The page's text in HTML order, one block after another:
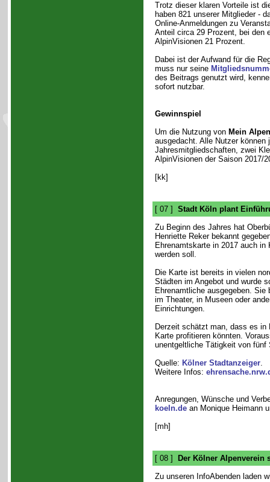
Trotz dieser klaren Vorteile ist
haben 821 unserer Mitglieder -
Online-Anmeldungen zu
Anteil circa 29 Prozent, bei den
AlpinVisionen 21 Prozent.
Dabei ist der Aufwand für die
muss nur seine
des Beitrags genutzt wird,
sofort nutzbar.
Gewinnspiel
Um die Nutzung von Mein
ausgedacht. Alle Nutzer
Jahresmitgliedschaften, zwei
AlpinVisionen der Saison 2017/
[kk]
[ 07 ] Stadt Köln plant
Zu Beginn des Jahres hat
Henriette Reker bekannt
Ehrenamtskarte in 2017 auch in
werden soll.
Die Karte ist bereits in vielen
Städten im Angebot und wurde
Ehrenamtliche ausgegeben. Sie
im Theater, in Museen oder
Einrichtungen.
Derzeit schätzt man, dass es in
Karte profitieren könnten.
unentgeltliche Tätigkeit von fünf
Quelle: Kölner Stadtanzeiger.
Weitere Infos:
Anregungen, Wünsche und
koeln.dean Monique Heimann
[mh]
[ 08 ]
Der Kölner Alpenverein
Zu unseren InfoAbenden laden